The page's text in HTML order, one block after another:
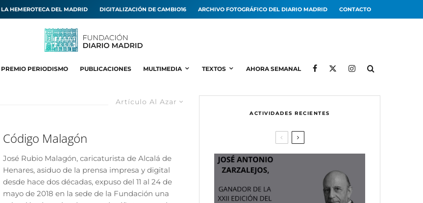
LA HEMEROTECA DEL MADRID DIGITALIZACIÓN DE CAMBIO16 ARCHIVO FOTOGRÁFICO DEL DIARIO MADRID CONTACTO
PREMIO PERIODISMO PUBLICACIONES MULTIMEDIA TEXTOS AHORA SEMANAL
Artículo Al Azar
Código Malagón
José Rubio Malagón, caricaturista de Alcalá de
Henares, asiduo de la prensa impresa y digital
desde hace dos décadas, expuso del 11 al 24 de
mayo de 2018 en la sede de la Fundación una
ACTIVIDADES RECIENTES